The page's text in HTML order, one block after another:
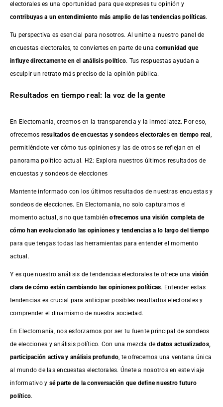
electorales es una oportunidad para que expreses tu opinión y
contribuyas a un entendimiento más amplio de las tendencias políticas.
Tu perspectiva es esencial para nosotros. Al unirte a nuestro panel de
encuestas electorales, te conviertes en parte de unacomunidad que
influye directamente en el análisis político. Tus respuestas ayudan a
esculpir un retrato más preciso de la opinión pública.
Resultados en tiempo real: la voz de la gente
En Electomanía, creemos en la transparencia y la inmediatez. Por eso,
ofrecemos resultados deencuestas y sondeos electorales en tiempo real ,
permitiéndote ver cómo tus opiniones y las de otros se reflejan en el
panorama político actual. H2: Explora nuestros últimos resultados de
encuestas y sondeos de elecciones
Mantente informado con los últimos resultados de nuestras encuestasy
sondeos de elecciones. En Electomania, no solo capturamos el
momento actual, sino que tambiénofrecemos una visión completa de
cómo han evolucionado las opiniones y tendencias a lo largo del tiempo
para que tengas todas las herramientas para entender el momento
actual.
Y es que nuestro análisis de tendencias electorales te ofrece una visión
clara de cómo están cambiando las opiniones políticas. Entender estas
tendencias es crucial para anticipar posibles resultados electorales y
comprender el dinamismo de nuestra sociedad.
En Electomanía, nos esforzamos por ser tu fuente principal de sondeos
de elecciones y análisis político. Con una mezcla dedatos actualizados,
participación activa y análisis profundo, te ofrecemos una ventana única
al mundo de las encuestas electorales. Únete a nosotros en este viaje
informativo y sé parte de la conversación que define nuestro futuro
político.